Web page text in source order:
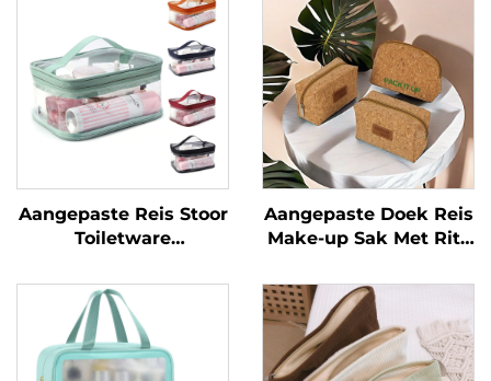
Aangepaste Reis Stoor
Toiletware
Make-up Sak
Draagbare PVC
Kosmetieksakkies
Deurskynend Swem
Aangepaste Doek Reis
Make-up Sak Met Rits
Modieus Letter
Patroon Kosmetiek
Geskenksak